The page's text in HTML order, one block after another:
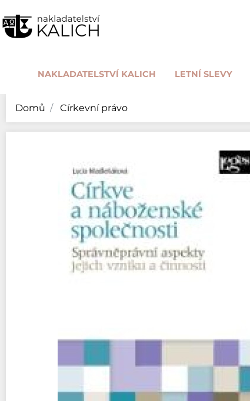
NAKLADATELSTVÍ KALICH LETNÍ SLEVY
Domů Církevní právo